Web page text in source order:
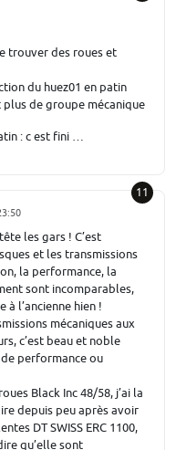
trouver des roues et
du huez01 en patin
de groupe mécanique
: c est fini …
11
les gars ! C’est
et les transmissions
la performance, la
sont incomparables,
à l’ancienne hien !
mécaniques aux
c’est beau et noble
performance ou
Black Inc 48/58, j’ai la
depuis peu après avoir
DT SWISS ERC 1100,
qu’elle sont